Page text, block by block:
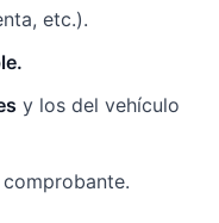
etc.).
y los del vehículo